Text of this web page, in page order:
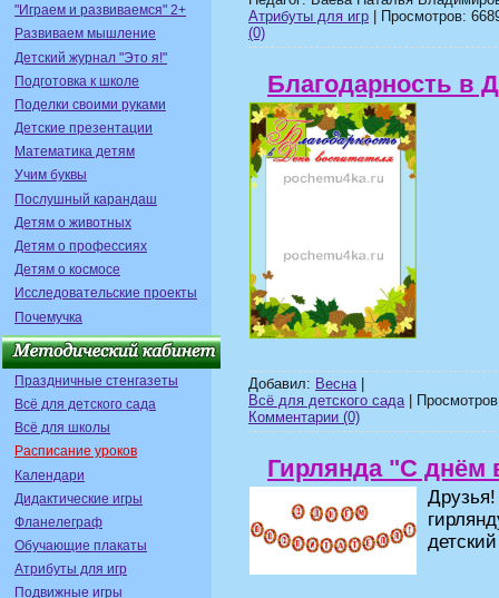
"Играем и развиваемся" 2+
Развиваем мышление
Детский журнал "Это я!"
Подготовка к школе
Поделки своими руками
Детские презентации
Математика детям
Учим буквы
Послушный карандаш
Детям о животных
Детям о профессиях
Детям о космосе
Исследовательские проекты
Почемучка
Праздничные стенгазеты
Всё для детского сада
Всё для школы
Расписание уроков
Календари
Дидактические игры
Фланелеграф
Обучающие плакаты
Атрибуты для игр
Подвижные игры
Атрибуты для игр | Просмотров:
(0)
Благодарность в
Добавил: Весна|
Всё для детского сада|
Комментарии (0)
Гирлянда "С днём